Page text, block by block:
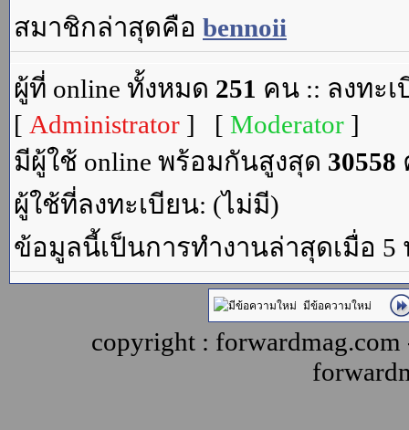
สมาชิกล่าสุดคือ bennoii
ผู้ที่ online ทั้งหมด 251 คน :: ลงทะ
[ Administrator ] [ Moderator ]
มีผู้ใช้ online พร้อมกันสูงสุด 30558
ผู้ใช้ที่ลงทะเบียน: (ไม่มี)
ข้อมูลนี้เป็นการทำงานล่าสุดเมื่อ 5
มีข้อความใหม่
copyright :